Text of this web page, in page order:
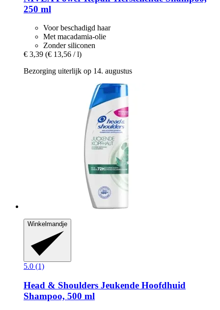
250 ml
Voor beschadigd haar
Met macadamia-olie
Zonder siliconen
€ 3,39 (€ 13,56 / l)
Bezorging uiterlijk op 14. augustus
Winkelmandje
5.0 (1)
Head & Shoulders Jeukende Hoofdhuid
Shampoo, 500 ml